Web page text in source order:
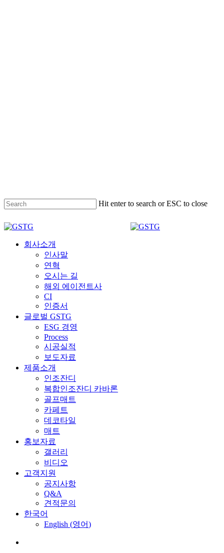
Hit enter to search or ESC to close
Search
Menu
회사소개
인사말
연혁
오시는 길
해외 에이전트사
CI
인증서
글로벌 GSTG
ESG 경영
Process
시공실적
보도자료
제품소개
인조잔디
복합인조잔디 카바론
골프매트
카페트
데코타일
매트
홍보자료
갤러리
비디오
고객지원
공지사항
Q&A
견적문의
한국어
English (영어)